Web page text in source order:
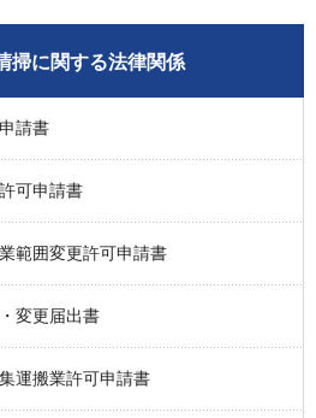
掃に関する法律関係
請書
可申請書
範囲変更許可申請書
変更届出書
運搬業許可申請書